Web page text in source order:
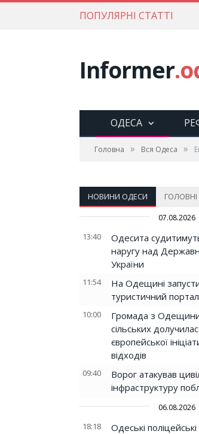
ПОПУЛЯРНІ СТАТТІ
Informer
ОДЕСА
Головна » Вся Одеса »
НОВИНИ ОДЕСИ ГОЛОВНІ
07.08.2026
13:40
Одесита
наругу над
України
11:54
На Одещині
туристичний портал
10:00
Громада з
сільських
європейської
відходів
09:40
Ворог атакував
інфраструктуру
06.08.2026
18:18
Одеські